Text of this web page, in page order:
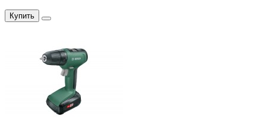
Купить